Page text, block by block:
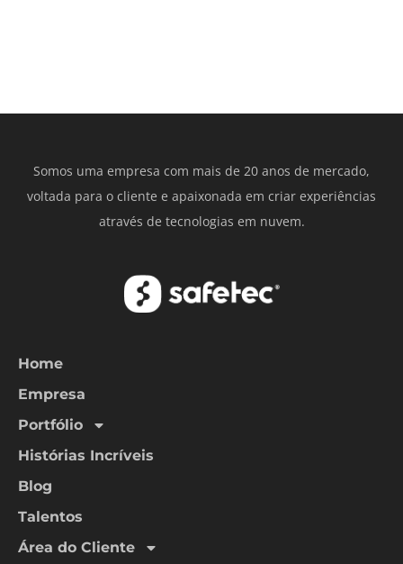
Somos uma empresa com mais de 20 anos de mercado,
voltada para o cliente e apaixonada em criar experiências
através de tecnologias em nuvem.
Home
Empresa
Portfólio
Histórias Incríveis
Blog
Talentos
Área do Cliente